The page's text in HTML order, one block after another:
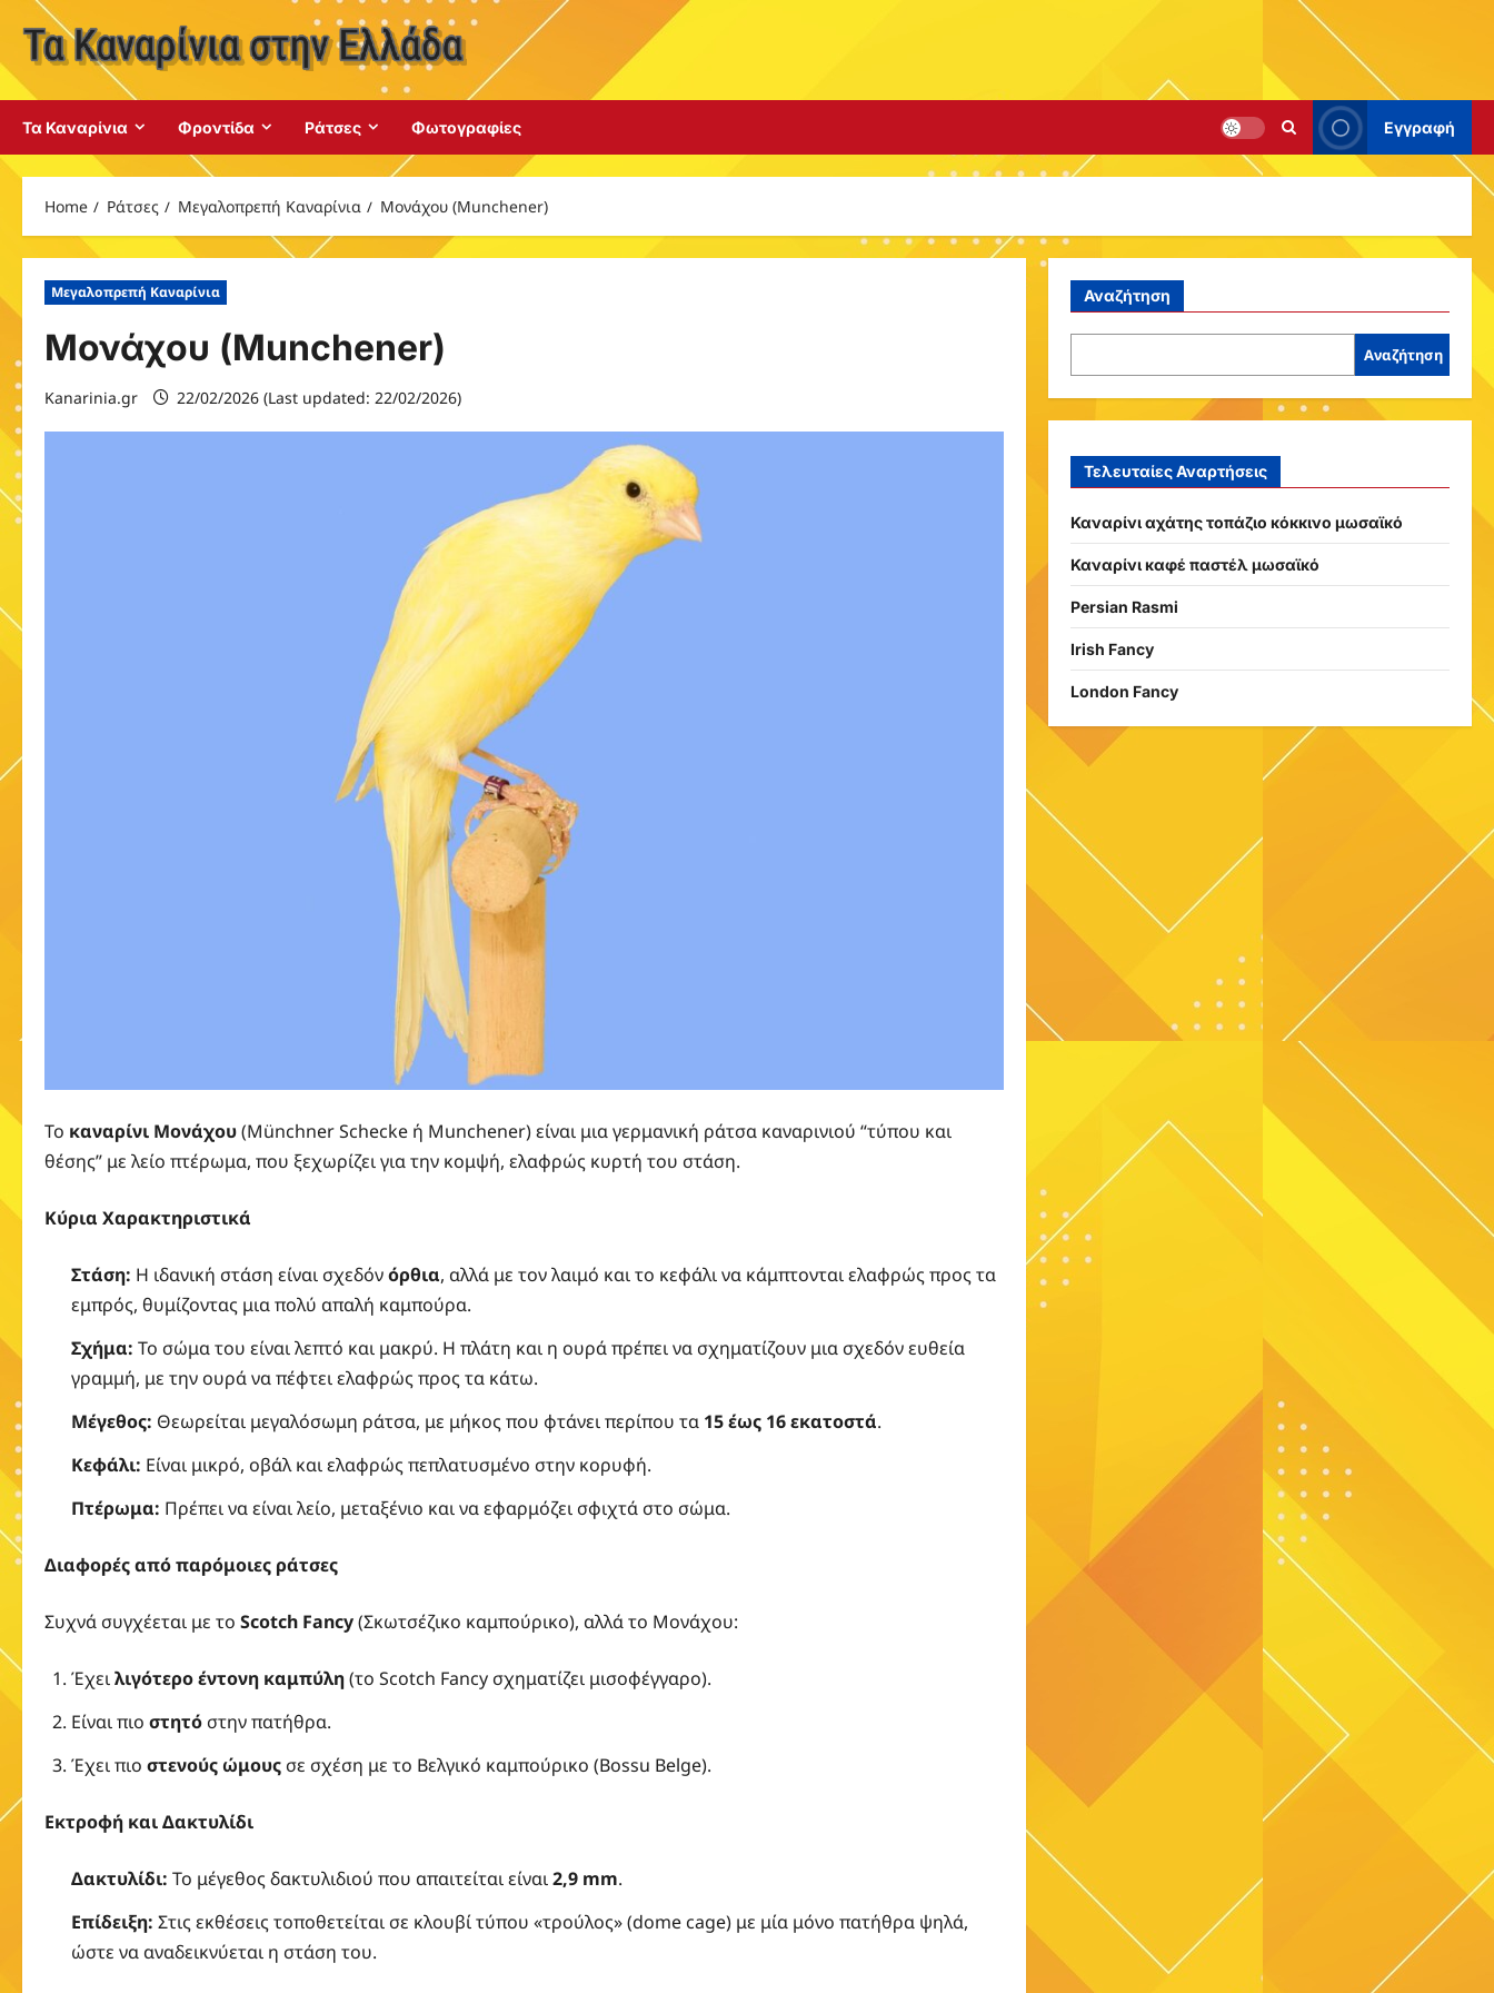
content
Τα Καναρίνια Φροντίδα Ράτσες Φωτογραφίες Εγγραφή
Home Ράτσες Μεγαλοπρεπή Καναρίνια Μονάχου (Munchener)
Μεγαλοπρεπή Καναρίνια
Μονάχου (Munchener)
Kanarinia.gr 22/02/2026 (Last updated: 22/02/2026)
Το καναρίνι Μονάχου(Münchner Schecke ή Munchener) είναι μια γερμανική ράτσα καναρινιού “τύπου και
θέσης” με λείο πτέρωμα, που ξεχωρίζει για την κομψή, ελαφρώς κυρτή του στάση.
Κύρια Χαρακτηριστικά
Στάση: Η ιδανική στάση είναι σχεδόνόρθια, αλλά με τον λαιμό και το κεφάλι να κάμπτονται ελαφρώς προς τα
εμπρός, θυμίζοντας μια πολύ απαλή καμπούρα.
Σχήμα: Το σώμα του είναι λεπτό και μακρύ. Η πλάτη και η ουρά πρέπει να σχηματίζουν μια σχεδόν ευθεία
γραμμή, με την ουρά να πέφτει ελαφρώς προς τα κάτω.
Μέγεθος: Θεωρείται μεγαλόσωμη ράτσα, με μήκος που φτάνει περίπου τα 15 έως 16 εκατοστά.
Κεφάλι: Είναι μικρό, οβάλ και ελαφρώς πεπλατυσμένο στην κορυφή.
Πτέρωμα: Πρέπει να είναι λείο, μεταξένιο και να εφαρμόζει σφιχτά στο σώμα.
Διαφορές από παρόμοιες ράτσες
Συχνά συγχέεται με το Scotch Fancy(Σκωτσέζικο καμπούρικο), αλλά το Μονάχου:
Έχειλιγότερο έντονη καμπύλη(το Scotch Fancy σχηματίζει μισοφέγγαρο).
Είναι πιο στητό στην πατήθρα.
Έχει πιο στενούς ώμους σε σχέση με το Βελγικό καμπούρικο (Bossu Belge).
Εκτροφή και Δακτυλίδι
Δακτυλίδι: Το μέγεθος δακτυλιδιού που απαιτείται είναι2,9 mm.
Επίδειξη: Στις εκθέσεις τοποθετείται σε κλουβί τύπου «τρούλος» (dome cage) με μία μόνο πατήθρα ψηλά,
ώστε να αναδεικνύεται η στάση του.
Αναζήτηση
Αναζήτηση
Τελευταίες Αναρτήσεις
Καναρίνι αχάτης τοπάζιο κόκκινο μωσαϊκό
Καναρίνι καφέ παστέλ μωσαϊκό
Persian Rasmi
Irish Fancy
London Fancy